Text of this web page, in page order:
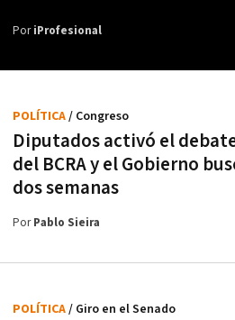
PoriProfesional
Diputados activó el
del BCRA y el Gobierno
dos semanas
POLÍTICA/ Congreso
PorPablo Sieira
POLÍTICA/ Giro en el Senado